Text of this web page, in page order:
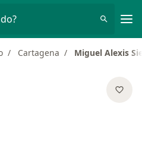
Cartagena Miguel Alexis